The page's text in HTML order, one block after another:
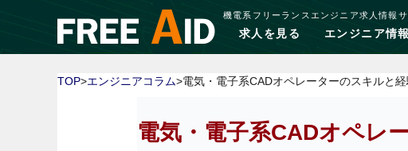
機電系フリーランスエンジニア求人情報
求人を見る エンジニア情
TOP>エンジニアコラム>電気・電子系CADオペレーターのスキルと
電気・電子系CADオペレ